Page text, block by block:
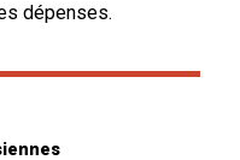
dépenses.